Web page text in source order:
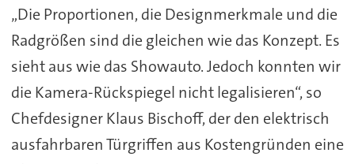
„Die Proportionen, die Designmerkmale und die
Radgrößen sind die gleichen wie das Konzept. Es
sieht aus wie das Showauto. Jedoch konnten wir
die Kamera-Rückspiegel nicht legalisieren“, so
Chefdesigner Klaus Bischoff, der den elektrisch
ausfahrbaren Türgriffen aus Kostengründen eine